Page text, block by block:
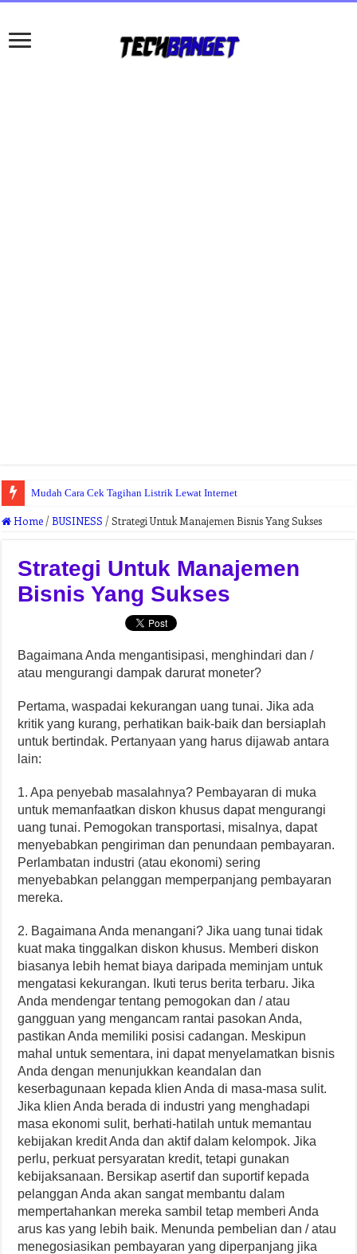
Mudah Cara Cek Tagihan Listrik Lewat Internet
Home /BUSINESS /Strategi Untuk Manajemen Bisnis Yang Sukses
Strategi Untuk Manajemen
Bisnis Yang Sukses
Bagaimana Anda mengantisipasi, menghindari dan /
atau mengurangi dampak darurat moneter?
Pertama, waspadai kekurangan uang tunai. Jika ada
kritik yang kurang, perhatikan baik-baik dan bersiaplah
untuk bertindak. Pertanyaan yang harus dijawab antara
lain:
1. Apa penyebab masalahnya? Pembayaran di muka
untuk memanfaatkan diskon khusus dapat mengurangi
uang tunai. Pemogokan transportasi, misalnya, dapat
menyebabkan pengiriman dan penundaan pembayaran.
Perlambatan industri (atau ekonomi) sering
menyebabkan pelanggan memperpanjang pembayaran
mereka.
2. Bagaimana Anda menangani? Jika uang tunai tidak
kuat maka tinggalkan diskon khusus. Memberi diskon
biasanya lebih hemat biaya daripada meminjam untuk
mengatasi kekurangan. Ikuti terus berita terbaru. Jika
Anda mendengar tentang pemogokan dan / atau
gangguan yang mengancam rantai pasokan Anda,
pastikan Anda memiliki posisi cadangan. Meskipun
mahal untuk sementara, ini dapat menyelamatkan bisnis
Anda dengan menunjukkan keandalan dan
keserbagunaan kepada klien Anda di masa-masa sulit.
Jika klien Anda berada di industri yang menghadapi
masa ekonomi sulit, berhati-hatilah untuk memantau
kebijakan kredit Anda dan aktif dalam kelompok. Jika
perlu, perkuat persyaratan kredit, tetapi gunakan
kebijaksanaan. Bersikap asertif dan suportif kepada
pelanggan Anda akan sangat membantu dalam
mempertahankan mereka sambil tetap memberi Anda
arus kas yang lebih baik. Menunda pembelian dan / atau
menegosiasikan pembayaran yang diperpanjang jika